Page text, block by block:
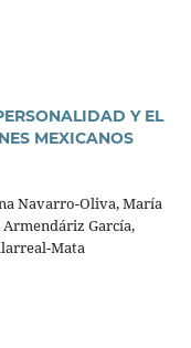
Y EL
MEXICANOS
Navarro-Oliva, Marí­a
Garcí­a,
Mata